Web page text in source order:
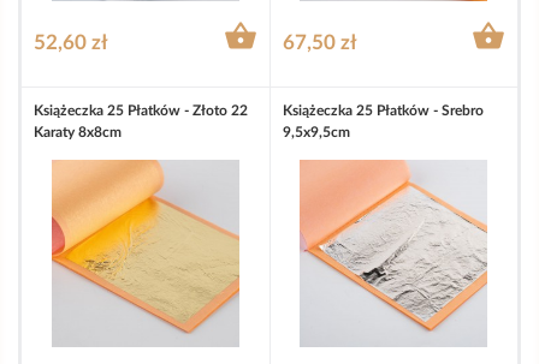
52,60 zł  67,50 zł 
Książeczka 25 Płatków - Złoto 22
Karaty 8x8cm
Książeczka 25 Płatków - Srebro
9,5x9,5cm